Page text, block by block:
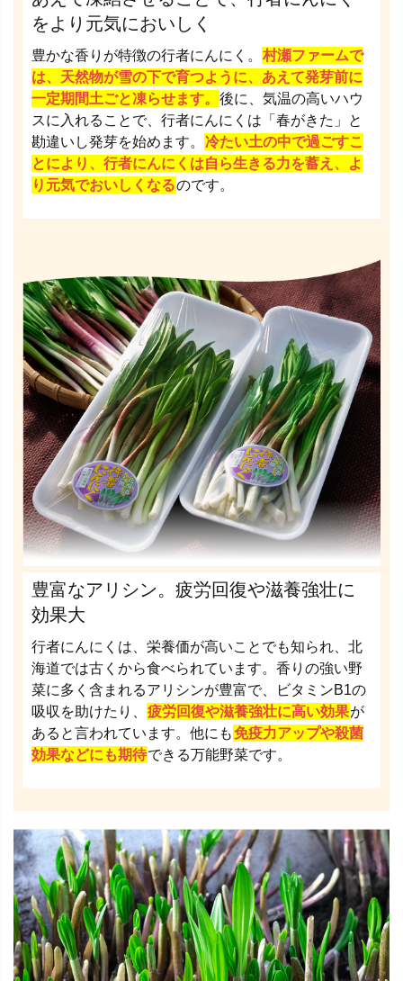
をより元気においしく
豊かな香りが特徴の行者にんにく。 村瀬ファームで
は、天然物が雪の下で育つように、あえて発芽前に
一定期間土ごと凍らせます。 後に、気温の高いハウ
スに入れることで、行者にんにくは「春がきた」と
勘違いし発芽を始めます。 冷たい土の中で過ごすこ
とにより、行者にんにくは自ら生きる力を蓄え、よ
り元気でおいしくなるのです。
豊富なアリシン。疲労回復や滋養強壮に
効果大
行者にんにくは、栄養価が高いことでも知られ、北
海道では古くから食べられています。香りの強い野
菜に多く含まれるアリシンが豊富で、ビタミンB1の
吸収を助けたり、 疲労回復や滋養強壮に高い効果が
あると言われています。他にも免疫力アップや殺菌
効果などにも期待できる万能野菜です。